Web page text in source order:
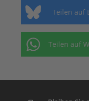
Teilen auf
Teilen auf